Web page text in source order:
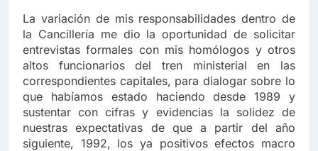
La variación de mis responsabilidades dentro de
la Cancillería me dio la oportunidad de solicitar
entrevistas formales con mis homólogos y otros
altos funcionarios del tren ministerial en las
correspondientes capitales, para dialogar sobre lo
que habíamos estado haciendo desde 1989 y
sustentar con cifras y evidencias la solidez de
nuestras expectativas de que a partir del año
siguiente, 1992, los ya positivos efectos macro